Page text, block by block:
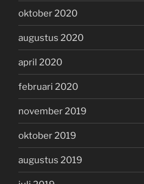
oktober 2020
augustus 2020
april 2020
februari 2020
november 2019
oktober 2019
augustus 2019